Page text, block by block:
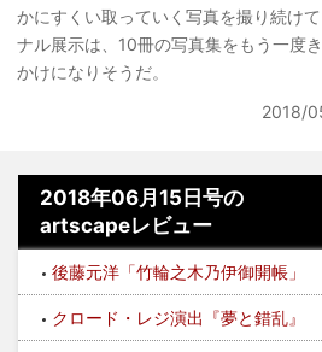
かにすくい取っていく写真を撮り続け
ナル展示は、10冊の写真集をもう一度
かけになりそうだ。
2018/
2018年06月15日号の
artscapeレビュー
後藤元洋「竹輪之木乃伊御開帳」
クロード・レジ演出『夢と錯乱』